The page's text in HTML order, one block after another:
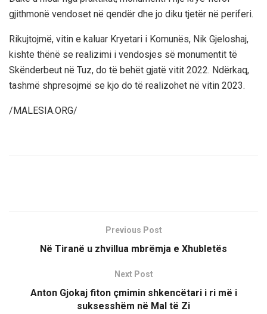
gjithmonë vendoset në qendër dhe jo diku tjetër në periferi.
Rikujtojmë, vitin e kaluar Kryetari i Komunës, Nik Gjeloshaj,
kishte thënë se realizimi i vendosjes së monumentit të
Skënderbeut në Tuz, do të behët gjatë vitit 2022. Ndërkaq,
tashmë shpresojmë se kjo do të realizohet në vitin 2023.
/MALESIA.ORG/
Previous Post
Në Tiranë u zhvillua mbrëmja e Xhubletës
Next Post
Anton Gjokaj fiton çmimin shkencëtari i ri më i
suksesshëm në Mal të Zi